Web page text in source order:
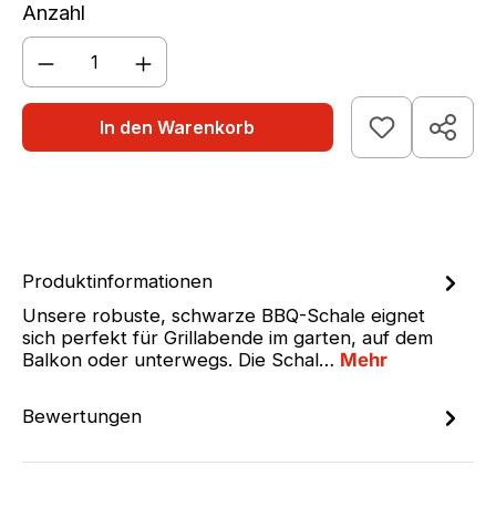
Anzahl
Produkt Anzahl: Gib den
In den Warenkorb
Produktinformationen
Unsere robuste, schwarze BBQ-Schale eignet
sich perfekt für Grillabende im garten, auf dem
Balkon oder unterwegs. Die Schal… Mehr
Bewertungen